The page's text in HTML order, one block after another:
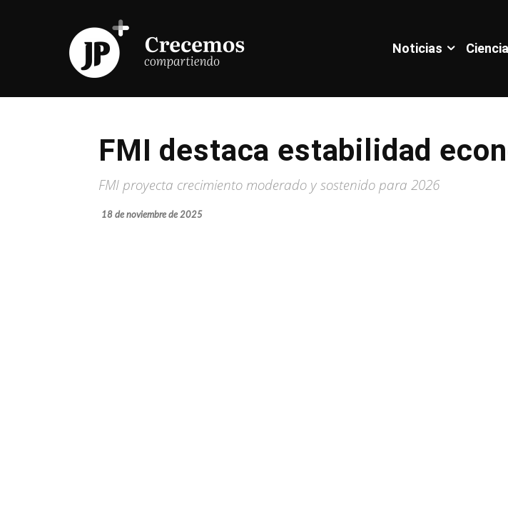
Noticias Ciencia
FMI destaca estabilidad
FMI proyecta crecimiento moderado y sostenido para 2026
18 de noviembre de 2025